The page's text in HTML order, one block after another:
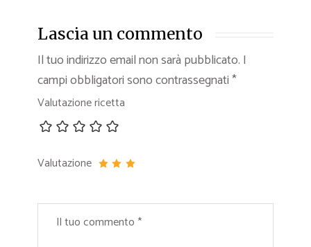
Lascia un commento
Il tuo indirizzo email non sarà pubblicato. I
campi obbligatori sono contrassegnati*
Valutazione ricetta
Valutazione